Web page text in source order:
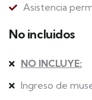
Asistencia
No incluidos
NO INCLUYE:
Ingreso de